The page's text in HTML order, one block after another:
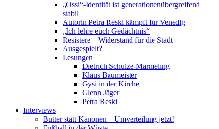
„Ossi“-Identität ist generationenübergreifend
stabil
Autorin Petra Reski kämpft für Venedig
„Ich lehre euch Gedächtnis“
Resistere – Widerstand für die Stadt
Ausgespielt?
Lesungen
Dietrich Schulze-Marmeling
Klaus Baumeister
Gysi in der Kirche
Glenn Jäger
Petra Reski
Interviews
Butter statt Kanonen – Umverteilung jetzt!